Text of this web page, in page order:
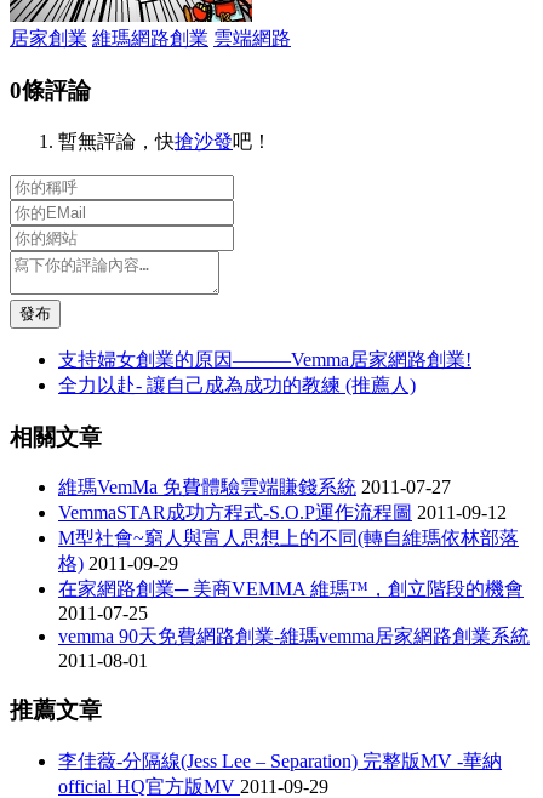
居家創業 維瑪網路創業 雲端網路
0條評論
暫無評論，快搶沙發吧！
發布
支持婦女創業的原因———Vemma居家網路創業!
全力以赴- 讓自己成為成功的教練 (推薦人)
相關文章
維瑪VemMa 免費體驗雲端賺錢系統 2011-07-27
VemmaSTAR成功方程式-S.O.P運作流程圖 2011-09-12
M型社會~窮人與富人思想上的不同(轉自維瑪依林部落
格) 2011-09-29
在家網路創業─ 美商VEMMA 維瑪™，創立階段的機會
2011-07-25
vemma 90天免費網路創業-維瑪vemma居家網路創業系統
2011-08-01
推薦文章
李佳薇-分隔線(Jess Lee – Separation) 完整版MV -華納
official HQ官方版MV 2011-09-29